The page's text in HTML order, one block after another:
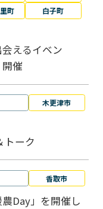
町
白子町
えるイベン
催
木更津市
トーク
香取市
Day」を開催し